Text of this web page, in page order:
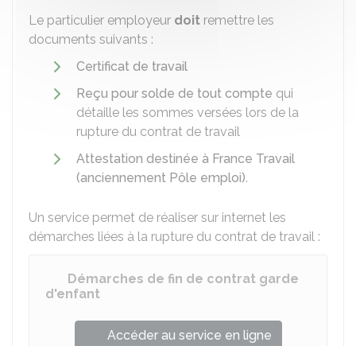
Le particulier employeur doit remettre les
documents suivants :
Certificat de travail
Reçu pour solde de tout compte qui
détaille les sommes versées lors de la
rupture du contrat de travail
Attestation destinée à France Travail
(anciennement Pôle emploi).
Un service permet de réaliser sur internet les
démarches liées à la rupture du contrat de travail :
Démarches de fin de contrat garde
d'enfant
Accéder au service en ligne